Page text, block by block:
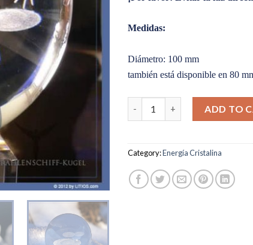
Medidas:
Diámetro: 100 mm
también está disponible en 80
ADD TO
Category:Energía Cristalina